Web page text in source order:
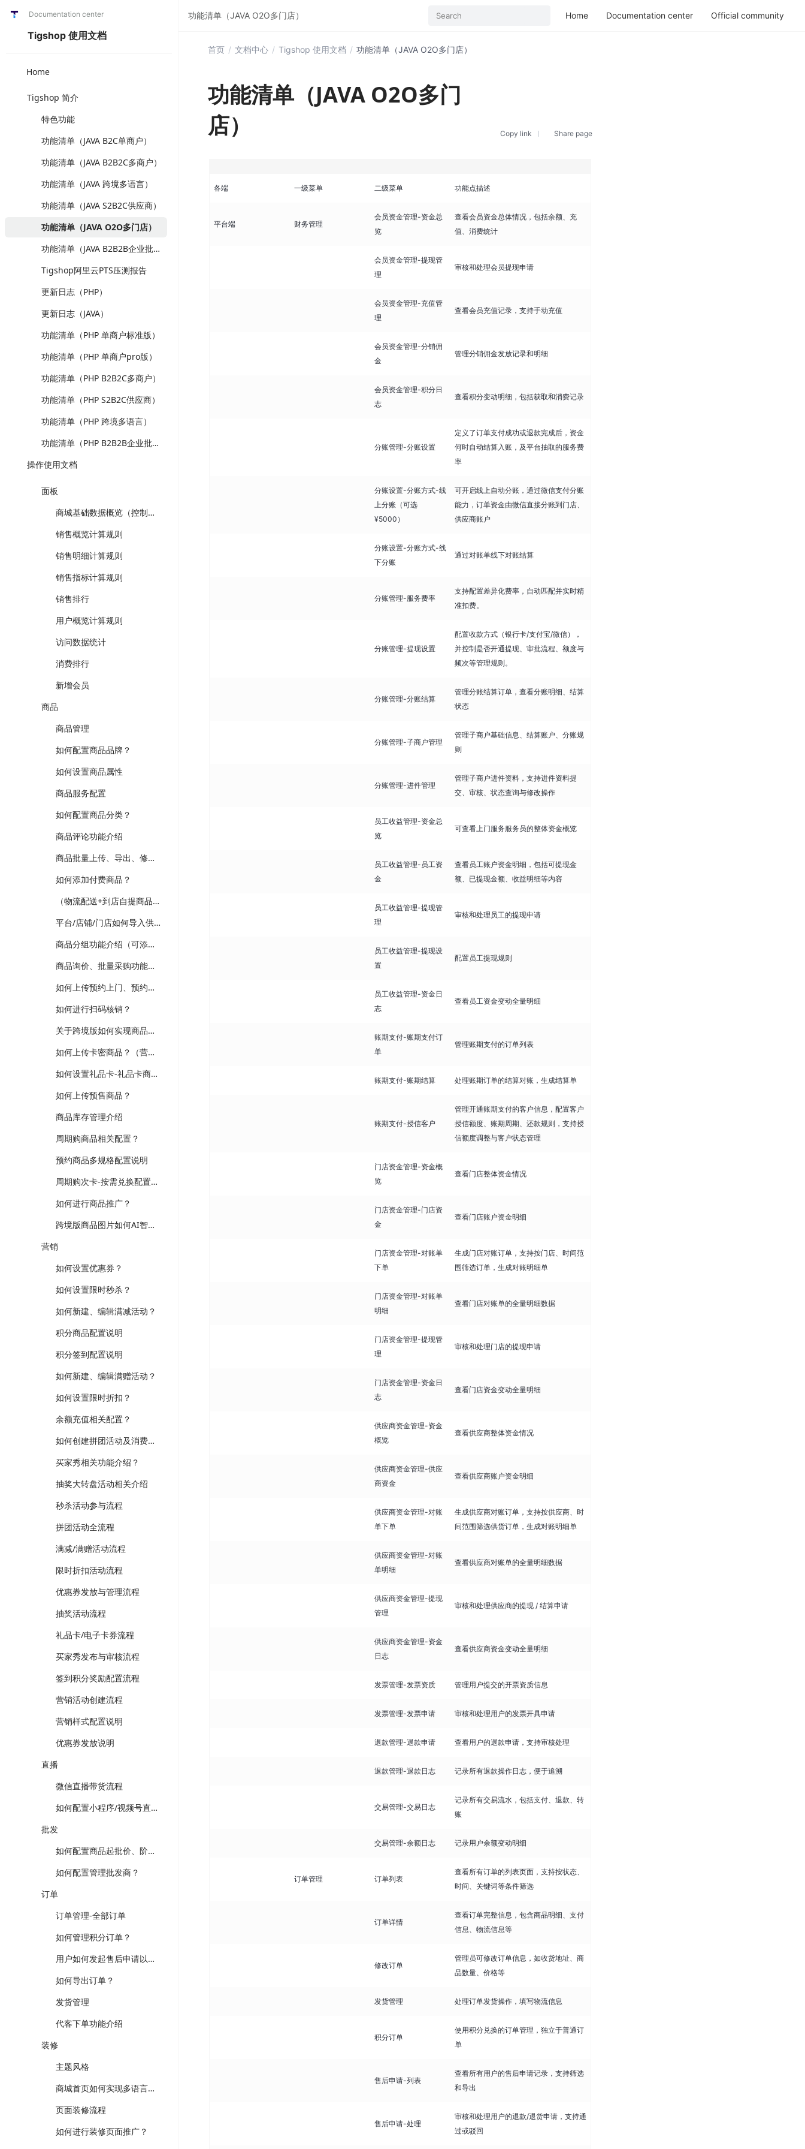
Documentation center
Tigshop 使用文档
Home
Tigshop 简介
特色功能
功能清单（JAVA B2C单商户）
功能清单（JAVA B2B2C多商户）
功能清单（JAVA 跨境多语言）
功能清单（JAVA S2B2C供应商）
功能清单（JAVA O2O多门店）
功能清单（JAVA B2B2B企业批发）
Tigshop阿里云PTS压测报告
更新日志（PHP）
更新日志（JAVA）
功能清单（PHP 单商户标准版）
功能清单（PHP 单商户pro版）
功能清单（PHP B2B2C多商户）
功能清单（PHP S2B2C供应商）
功能清单（PHP 跨境多语言）
功能清单（PHP B2B2B企业批发）
操作使用文档
面板
商城基础数据概览（控制台）-计算规则
销售概览计算规则
销售明细计算规则
销售指标计算规则
销售排行
用户概览计算规则
访问数据统计
消费排行
新增会员
商品
商品管理
如何配置商品品牌？
如何设置商品属性
商品服务配置
如何配置商品分类？
商品评论功能介绍
商品批量上传、导出、修改功能介绍
如何添加付费商品？
（物流配送+到店自提商品）如何上传普通商品？
平台/店铺/门店如何导入供应商商品？（跨境、供应商、多门店版本适用）
商品分组功能介绍（可添加新品、热销、分类等分组，装修可选择商品分组分类）
商品询价、批量采购功能介绍（跨境、供应商、企业批发版本）
如何上传预约上门、预约到店商品？
如何进行扫码核销？
关于跨境版如何实现商品详情多语言翻译维护？
如何上传卡密商品？（营销-电子卡券）
如何设置礼品卡-礼品卡商品？
如何上传预售商品？
商品库存管理介绍
周期购商品相关配置？
预约商品多规格配置说明
周期购次卡-按需兑换配置说明
如何进行商品推广？
跨境版商品图片如何AI智能处理？
营销
如何设置优惠券？
如何设置限时秒杀？
如何新建、编辑满减活动？
积分商品配置说明
积分签到配置说明
如何新建、编辑满赠活动？
如何设置限时折扣？
余额充值相关配置？
如何创建拼团活动及消费者如何参团？
买家秀相关功能介绍？
抽奖大转盘活动相关介绍
秒杀活动参与流程
拼团活动全流程
满减/满赠活动流程
限时折扣活动流程
优惠券发放与管理流程
抽奖活动流程
礼品卡/电子卡券流程
买家秀发布与审核流程
签到积分奖励配置流程
营销活动创建流程
营销样式配置说明
优惠券发放说明
直播
微信直播带货流程
如何配置小程序/视频号直播？
批发
如何配置商品起批价、阶梯价？
如何配置管理批发商？
订单
订单管理-全部订单
如何管理积分订单？
用户如何发起售后申请以及后台操作流程
如何导出订单？
发货管理
代客下单功能介绍
装修
主题风格
商城首页如何实现多语言装修以及切换？
页面装修流程
如何进行装修页面推广？
首页 / 文档中心 / Tigshop 使用文档 / 功能清单（JAVA O2O多门店）
功能清单（JAVA O2O多门
店）
Copy link Share page
各端 一级菜单 二级菜单 功能点描述
平台端 财务管理
会员资金管理-资金总
览
查看会员资金总体情况，包括余额、充
值、消费统计
会员资金管理-提现管
理
审核和处理会员提现申请
会员资金管理-充值管
理
查看会员充值记录，支持手动充值
会员资金管理-分销佣
金
管理分销佣金发放记录和明细
会员资金管理-积分日
志
查看积分变动明细，包括获取和消费记录
分账管理-分账设置
定义了订单支付成功或退款完成后，资金
何时自动结算入账，及平台抽取的服务费
率
分账设置-分账方式-线
上分账（可选
¥5000）
可开启线上自动分账，通过微信支付分账
能力，订单资金由微信直接分账到门店、
供应商账户
分账设置-分账方式-线
下分账
通过对账单线下对账结算
分账管理-服务费率
支持配置差异化费率，自动匹配并实时精
准扣费。
分账管理-提现设置
配置收款方式（银行卡/支付宝/微信），
并控制是否开通提现、审批流程、额度与
频次等管理规则。
分账管理-分账结算
管理分账结算订单，查看分账明细、结算
状态
分账管理-子商户管理
管理子商户基础信息、结算账户、分账规
则
分账管理-进件管理
管理子商户进件资料，支持进件资料提
交、审核、状态查询与修改操作
员工收益管理-资金总
览
可查看上门服务服务员的整体资金概览
员工收益管理-员工资
金
查看员工账户资金明细，包括可提现金
额、已提现金额、收益明细等内容
员工收益管理-提现管
理
审核和处理员工的提现申请
员工收益管理-提现设
置
配置员工提现规则
员工收益管理-资金日
志
查看员工资金变动全量明细
账期支付-账期支付订
单
管理账期支付的订单列表
账期支付-账期结算 处理账期订单的结算对账，生成结算单
账期支付-授信客户
管理开通账期支付的客户信息，配置客户
授信额度、账期周期、还款规则，支持授
信额度调整与客户状态管理
门店资金管理-资金概
览
查看门店整体资金情况
门店资金管理-门店资
金
查看门店账户资金明细
门店资金管理-对账单
下单
生成门店对账订单，支持按门店、时间范
围筛选订单，生成对账明细单
门店资金管理-对账单
明细
查看门店对账单的全量明细数据
门店资金管理-提现管
理
审核和处理门店的提现申请
门店资金管理-资金日
志
查看门店资金变动全量明细
供应商资金管理-资金
概览
查看供应商整体资金情况
供应商资金管理-供应
商资金
查看供应商账户资金明细
供应商资金管理-对账
单下单
生成供应商对账订单，支持按供应商、时
间范围筛选供货订单，生成对账明细单
供应商资金管理-对账
单明细
查看供应商对账单的全量明细数据
供应商资金管理-提现
管理
审核和处理供应商的提现 / 结算申请
供应商资金管理-资金
日志
查看供应商资金变动全量明细
发票管理-发票资质 管理用户提交的开票资质信息
发票管理-发票申请 审核和处理用户的发票开具申请
退款管理-退款申请 查看用户的退款申请，支持审核处理
退款管理-退款日志 记录所有退款操作日志，便于追溯
交易管理-交易日志
记录所有交易流水，包括支付、退款、转
账
交易管理-余额日志 记录用户余额变动明细
订单管理 订单列表
查看所有订单的列表页面，支持按状态、
时间、关键词等条件筛选
订单详情
查看订单完整信息，包含商品明细、支付
信息、物流信息等
修改订单
管理员可修改订单信息，如收货地址、商
品数量、价格等
发货管理 处理订单发货操作，填写物流信息
积分订单
使用积分兑换的订单管理，独立于普通订
单
售后申请-列表
查看所有用户的售后申请记录，支持筛选
和导出
售后申请-处理
审核和处理用户的退款/退货申请，支持通
过或驳回
功能清单（JAVA O2O多门店） Search Home Documentation center Official community